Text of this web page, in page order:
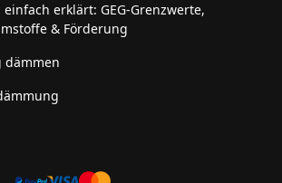
erklärt: GEG-Grenzwerte,
& Förderung
dämmen